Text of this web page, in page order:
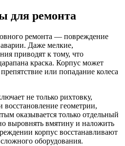
для ремонта
ремонта — повреждение
Даже мелкие,
приводят к тому, что
краска. Корпус может
или попадание колеса
не только рихтовку,
геометрии,
оказывается только отдельный
выровнять вмятину и наложить
корпус восстанавливают
оборудования.